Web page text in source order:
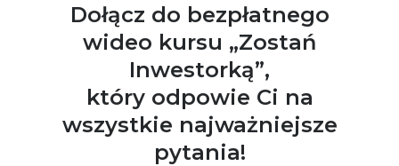
Dołącz do bezpłatnego
wideo kursu „Zostań
Inwestorką”,
który odpowie Ci na
wszystkie najważniejsze
pytania!